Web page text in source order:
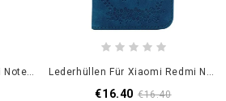
Lederhüllen Xiaomi Redmi Note 14 Pro 5g Azns Wildlederoptik Lederhüllen Für Xiaomi Redmi Note 14 Pro 5g Rosa Wildlederoptik
€16.40 €16.40